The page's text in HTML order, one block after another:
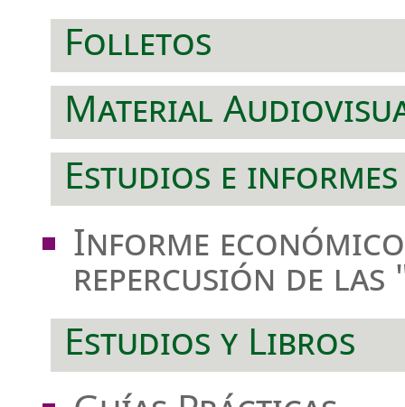
Folletos
Material
Estudios e informes
Informe
repercusión de
Estudios y Libros